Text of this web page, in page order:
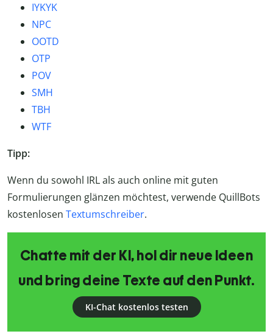
IYKYK
NPC
OOTD
OTP
POV
SMH
TBH
WTF
Tipp:
Wenn du sowohl IRL als auch online mit guten
Formulierungen glänzen möchtest, verwende QuillBots
kostenlosen Textumschreiber.
Chatte mit der KI, hol dir neue Ideen
und bring deine Texte auf den Punkt.
KI-Chat kostenlos testen